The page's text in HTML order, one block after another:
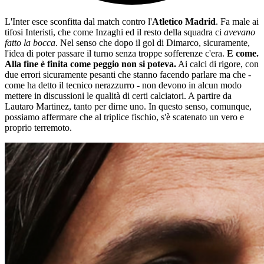
L'Inter esce sconfitta dal match contro l'Atletico Madrid. Fa male ai
tifosi Interisti, che come Inzaghi ed il resto della squadra ci avevano
fatto la bocca. Nel senso che dopo il gol di Dimarco, sicuramente,
l'idea di poter passare il turno senza troppe sofferenze c'era. E come.
Alla fine è finita come peggio non si poteva. Ai calci di rigore, con
due errori sicuramente pesanti che stanno facendo parlare ma che -
come ha detto il tecnico nerazzurro - non devono in alcun modo
mettere in discussioni le qualità di certi calciatori. A partire da
Lautaro Martinez, tanto per dirne uno. In questo senso, comunque,
possiamo affermare che al triplice fischio, s'è scatenato un vero e
proprio terremoto.